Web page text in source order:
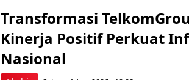
Transformasi
Kinerja Positif Perkuat
Nasional